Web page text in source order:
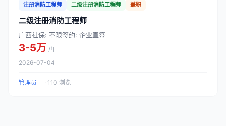
注册消防工程师 二级注册消防工程师 兼职
二级注册消防工程师
广西社保: 不限签约: 企业直签
3-5万 /年
2026-07-04
管理员 · 110 浏览